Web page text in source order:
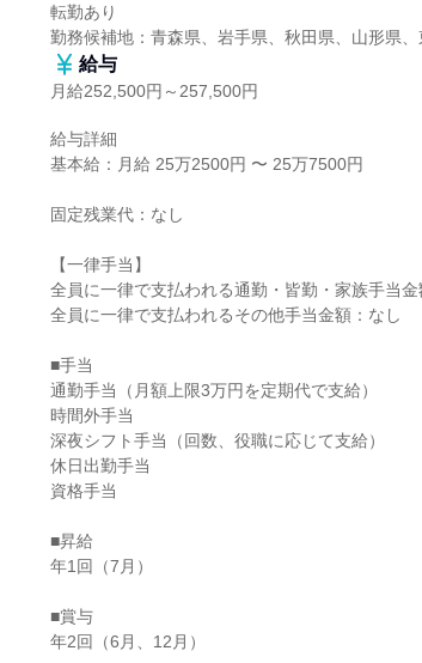
転勤あり
勤務候補地：青森県、岩手県、秋田県、山形県
給与
月給252,500円～257,500円
給与詳細
基本給：月給 25万2500円 〜 25万7500円
固定残業代：なし
【一律手当】
全員に一律で支払われる通勤・皆勤・家族手当金
全員に一律で支払われるその他手当金額：なし
■手当
通勤手当（月額上限3万円を定期代で支給）
時間外手当
深夜シフト手当（回数、役職に応じて支給）
休日出勤手当
資格手当
■昇給
年1回（7月）
■賞与
年2回（6月、12月）